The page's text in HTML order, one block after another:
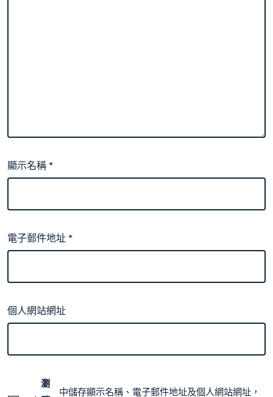
顯示名稱*
電子郵件地址*
個人網站網址
瀏
中儲存顯示名稱、電子郵件地址及個人網站網址，